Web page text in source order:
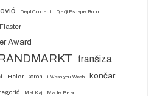
Depil Concept Dječji Escape Room
Flaster
Award
franšiza
Helen Doron i-Wash you-Wash končar
Mali Kaj Maple Bear